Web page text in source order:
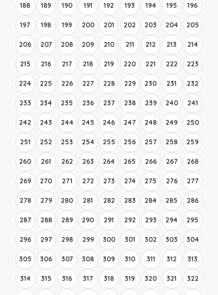
188 189 190 191 192 193 194 195 196
197 198 199 200 201 202 203 204 205
206 207 208 209 210 211 212 213 214
215 216 217 218 219 220 221 222 223
224 225 226 227 228 229 230 231 232
233 234 235 236 237 238 239 240 241
242 243 244 245 246 247 248 249 250
251 252 253 254 255 256 257 258 259
260 261 262 263 264 265 266 267 268
269 270 271 272 273 274 275 276 277
278 279 280 281 282 283 284 285 286
287 288 289 290 291 292 293 294 295
296 297 298 299 300 301 302 303 304
305 306 307 308 309 310 311 312 313
314 315 316 317 318 319 320 321 322